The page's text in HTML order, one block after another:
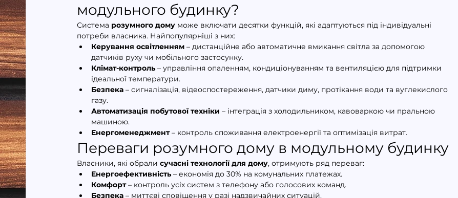
модульного будинку?
Система розумного дому може включати десятки функцій, які адаптуються під індивідуальні
потреби власника. Найпопулярніші з них:
Керування освітленням – дистанційне або автоматичне вмикання світла за допомогою
датчиків руху чи мобільного застосунку.
Клімат-контроль – управління опаленням, кондиціонуванням та вентиляцією для підтримки
ідеальної температури.
Безпека – сигналізація, відеоспостереження, датчики диму, протікання води та вуглекислого
газу.
Автоматизація побутової техніки – інтеграція з холодильником, кавоваркою чи пральною
машиною.
Енергоменеджмент – контроль споживання електроенергії та оптимізація витрат.
Переваги розумного дому в модульному будинку
Власники, які обрали сучасні технології для дому, отримують ряд переваг:
Енергоефективність – економія до 30% на комунальних платежах.
Комфорт – контроль усіх систем з телефону або голосових команд.
Безпека – миттєві сповіщення у разі надзвичайних ситуацій.